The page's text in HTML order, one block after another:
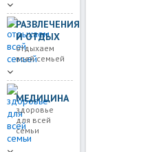
РАЗВЛЕЧЕНИЯ
И ОТДЫХ
отдыхаем
всей семьей
МЕДИЦИНА
здоровье
для всей
семьи